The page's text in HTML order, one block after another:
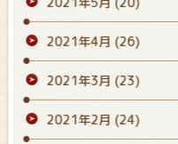
2021年4月 (26)
2021年3月 (23)
2021年2月 (24)